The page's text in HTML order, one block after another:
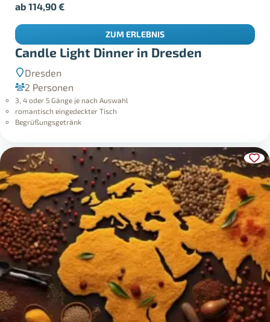
Candle Light Dinner in Dresden
Dresden
2 Personen
3, 4 oder 5 Gänge je nach Auswahl
romantisch eingedeckter Tisch
Begrüßungsgetränk
ab114,90€
ZUM ERLEBNIS